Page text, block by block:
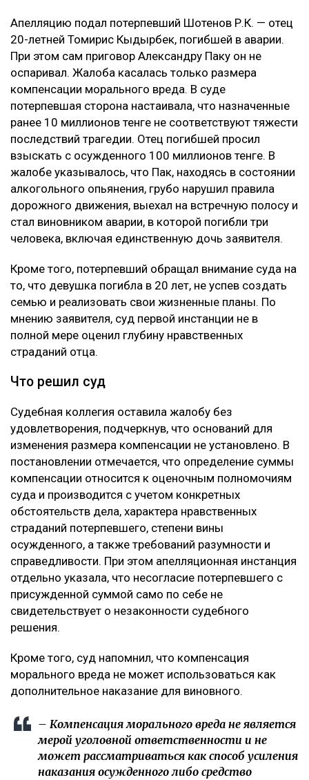
Апелляцию подал потерпевший Шотенов Р.К. — отец
20-летней Томирис Кыдырбек, погибшей в аварии.
При этом сам приговор Александру Паку он не
оспаривал. Жалоба касалась только размера
компенсации морального вреда. В суде
потерпевшая сторона настаивала, что назначенные
ранее 10 миллионов тенге не соответствуют тяжести
последствий трагедии. Отец погибшей просил
взыскать с осужденного 100 миллионов тенге. В
жалобе указывалось, что Пак, находясь в состоянии
алкогольного опьянения, грубо нарушил правила
дорожного движения, выехал на встречную полосу и
стал виновником аварии, в которой погибли три
человека, включая единственную дочь заявителя.
Кроме того, потерпевший обращал внимание суда на
то, что девушка погибла в 20 лет, не успев создать
семью и реализовать свои жизненные планы. По
мнению заявителя, суд первой инстанции не в
полной мере оценил глубину нравственных
страданий отца.
Что решил суд
Судебная коллегия оставила жалобу без
удовлетворения, подчеркнув, что оснований для
изменения размера компенсации не установлено. В
постановлении отмечается, что определение суммы
компенсации относится к оценочным полномочиям
суда и производится с учетом конкретных
обстоятельств дела, характера нравственных
страданий потерпевшего, степени вины
осужденного, а также требований разумности и
справедливости. При этом апелляционная инстанция
отдельно указала, что несогласие потерпевшего с
присужденной суммой само по себе не
свидетельствует о незаконности судебного
решения.
Кроме того, суд напомнил, что компенсация
морального вреда не может использоваться как
дополнительное наказание для виновного.
– Компенсация морального вреда не является
мерой уголовной ответственности и не
может рассматриваться как способ усиления
наказания осужденного либо средство